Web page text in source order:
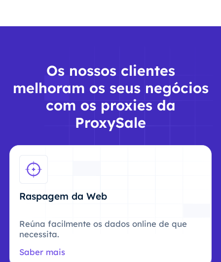
Os nossos clientes
melhoram os seus negócios
com os proxies da
ProxySale
Raspagem da Web
Reúna facilmente os dados online de que
necessita.
Saber mais